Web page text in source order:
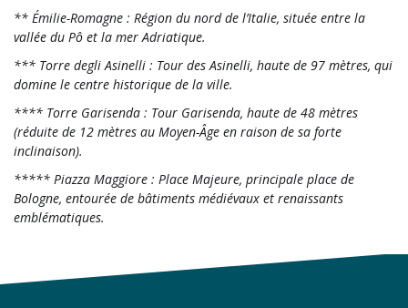
** Émilie-Romagne : Région du nord de l’Italie, située entre la
vallée du Pô et la mer Adriatique.
*** Torre degli Asinelli : Tour des Asinelli, haute de 97 mètres, qui
domine le centre historique de la ville.
**** Torre Garisenda : Tour Garisenda, haute de 48 mètres
(réduite de 12 mètres au Moyen-Âge en raison de sa forte
inclinaison).
***** Piazza Maggiore : Place Majeure, principale place de
Bologne, entourée de bâtiments médiévaux et renaissants
emblématiques.